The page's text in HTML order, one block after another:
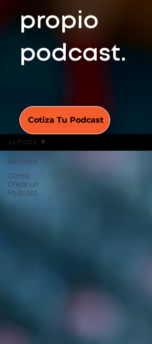
propio
podcast.
Cotiza Tu Podcast
All Posts
Como
Crear un
Podcast
All Posts